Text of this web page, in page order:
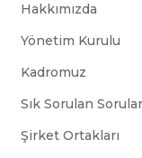
Hakkımızda
Yönetim Kurulu
Kadromuz
Sık Sorulan Sorular
Şirket Ortakları